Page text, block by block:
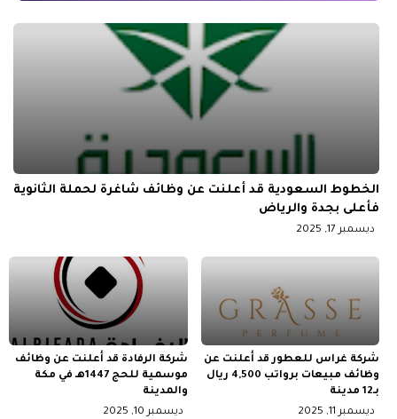
الخطوط السعودية قد أعلنت عن وظائف شاغرة لحملة الثانوية
فأعلى بجدة والرياض
ديسمبر 17, 2025
شركة غراس للعطور قد أعلنت عن
وظائف مبيعات برواتب 4,500 ريال
بـ12 مدينة
ديسمبر 11, 2025
شركة الرفادة قد أعلنت عن وظائف
موسمية للحج 1447هـ في مكة
والمدينة
ديسمبر 10, 2025